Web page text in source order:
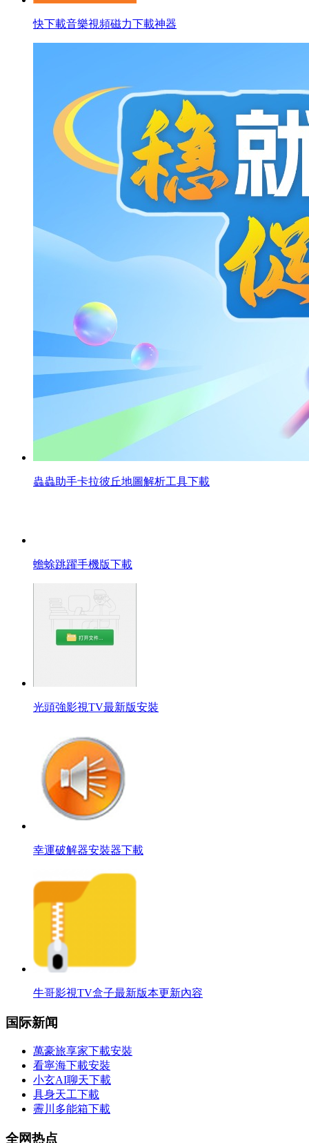
快下載音樂視頻磁力下載神器
蟲蟲助手卡拉彼丘地圖解析工具下載
蟾蜍跳躍手機版下載
光頭強影視TV最新版安裝
幸運破解器安裝器下載
牛哥影視TV盒子最新版本更新內容
国际新闻
萬豪旅享家下載安裝
看寧海下載安裝
小玄AI聊天下載
具身天工下載
霽川多能箱下載
全网热点